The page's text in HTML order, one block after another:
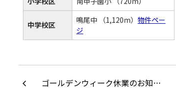
中学校区 鳴尾中 （1,120m） 物件ペー
ジ
ゴールデンウィーク休業のお知…